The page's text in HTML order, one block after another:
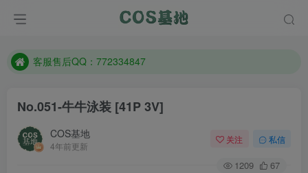
遇到任何问题加客服QQ：772334847
客服售后QQ：772334847
防失联：百度搜索《一七天佳》，实时查看最新站点。
No.051-牛牛泳装 [41P 3V]
COS基地
4年前更新
关注 私信
1209 67